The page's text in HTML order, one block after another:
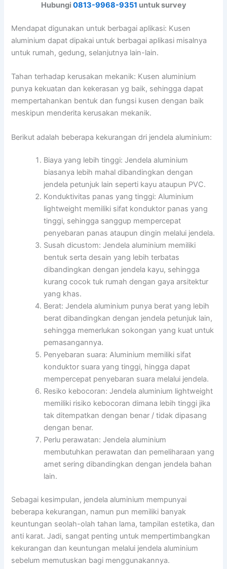
Hubungi 0813-9968-9351 untuk survey
Mendapat digunakan untuk berbagai aplikasi: Kusen
aluminium dapat dipakai untuk berbagai aplikasi misalnya
untuk rumah, gedung, selanjutnya lain-lain.
Tahan terhadap kerusakan mekanik: Kusen aluminium
punya kekuatan dan kekerasan yg baik, sehingga dapat
mempertahankan bentuk dan fungsi kusen dengan baik
meskipun menderita kerusakan mekanik.
Berikut adalah beberapa kekurangan dri jendela aluminium:
Biaya yang lebih tinggi: Jendela aluminium
biasanya lebih mahal dibandingkan dengan
jendela petunjuk lain seperti kayu ataupun PVC.
Konduktivitas panas yang tinggi: Aluminium
lightweight memiliki sifat konduktor panas yang
tinggi, sehingga sanggup mempercepat
penyebaran panas ataupun dingin melalui jendela.
Susah dicustom: Jendela aluminium memiliki
bentuk serta desain yang lebih terbatas
dibandingkan dengan jendela kayu, sehingga
kurang cocok tuk rumah dengan gaya arsitektur
yang khas.
Berat: Jendela aluminium punya berat yang lebih
berat dibandingkan dengan jendela petunjuk lain,
sehingga memerlukan sokongan yang kuat untuk
pemasangannya.
Penyebaran suara: Aluminium memiliki sifat
konduktor suara yang tinggi, hingga dapat
mempercepat penyebaran suara melalui jendela.
Resiko kebocoran: Jendela aluminium lightweight
memiliki risiko kebocoran dimana lebih tinggi jika
tak ditempatkan dengan benar / tidak dipasang
dengan benar.
Perlu perawatan: Jendela aluminium
membutuhkan perawatan dan pemeliharaan yang
amet sering dibandingkan dengan jendela bahan
lain.
Sebagai kesimpulan, jendela aluminium mempunyai
beberapa kekurangan, namun pun memiliki banyak
keuntungan seolah-olah tahan lama, tampilan estetika, dan
anti karat. Jadi, sangat penting untuk mempertimbangkan
kekurangan dan keuntungan melalui jendela aluminium
sebelum memutuskan bagi menggunakannya.